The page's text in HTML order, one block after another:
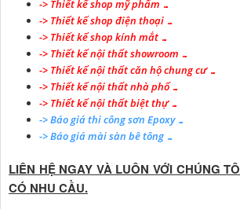
-> Thiết kế shop mỹ phẩm …
-> Thiết kế shop điện thoại …
-> Thiết kế shop kính mắt …
-> Thiết kế nội thất showroom …
-> Thiết kế nội thất căn hộ chung cư …
-> Thiết kế nội thất nhà phố …
-> Thiết kế nội thất biệt thự …
-> Báo giá thi công sơn Epoxy …
-> Báo giá mài sàn bê tông …
LIÊN HỆ NGAY VÀ LUÔN VỚI CHÚNG
CÓ NHU CẦU.